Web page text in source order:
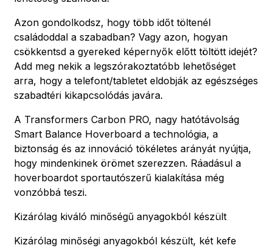
Azon gondolkodsz, hogy több időt töltenél
családoddal a szabadban? Vagy azon, hogyan
csökkentsd a gyereked képernyők előtt töltött idejét?
Add meg nekik a legszórakoztatóbb lehetőséget
arra, hogy a telefont/tabletet eldobják az egészséges
szabadtéri kikapcsolódás javára.
A Transformers Carbon PRO, nagy hatótávolság
Smart Balance Hoverboard a technológia, a
biztonság és az innováció tökéletes arányát nyújtja,
hogy mindenkinek örömet szerezzen. Ráadásul a
hoverboardot sportautószerű kialakítása még
vonzóbbá teszi.
Kizárólag kiváló minőségű anyagokból készült
Kizárólag minőségi anyagokból készült, két kefe